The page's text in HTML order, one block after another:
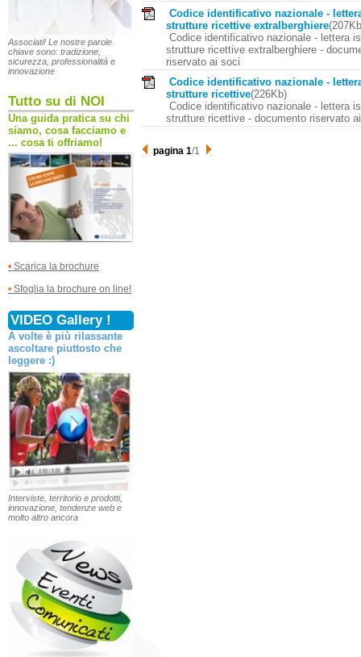
Associati! Le nostre parole
chiave sono: tradizione,
sicurezza, professionalità e
innovazione
Tutto su di NOI
Una guida pratica su chi
siamo, cosa facciamo e
... cosa ti offriamo!
• Scarica la brochure
• Sfoglia la brochure on line!
VIDEO Gallery !
A volte è più rilassante
ascoltare piuttosto che
leggere :)
Interviste, territorio e prodotti,
innovazione, tendenze web e
molto altro ancora
Codice identificativo nazionale -
strutture ricettive extralberghiere
Codice identificativo nazionale - lettera
strutture ricettive extralberghiere -
riservato ai soci
Codice identificativo nazionale -
strutture ricettive(226Kb)
Codice identificativo nazionale - lettera
strutture ricettive - documento riservato
pagina 1/1